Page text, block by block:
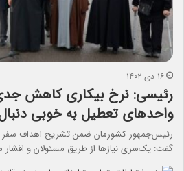
۱۶ دی ۱۴۰۲
رئیسی: نرخ بیکاری کاهش جدی
واحدهای ‌تعطیل ‌به خوبی
رئیس‌جمهور کشورمان ضمن تشریح اهداف سفر
گفت: یک‌سری نیازها از طریق مسئولان و